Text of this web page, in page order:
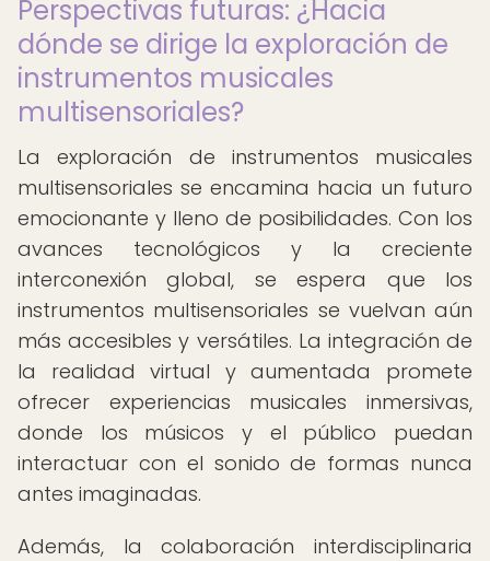
Perspectivas futuras: ¿Hacia
dónde se dirige la exploración de
instrumentos musicales
multisensoriales?
La exploración de instrumentos musicales
multisensoriales se encamina hacia un futuro
emocionante y lleno de posibilidades. Con los
avances tecnológicos y la creciente
interconexión global, se espera que los
instrumentos multisensoriales se vuelvan aún
más accesibles y versátiles. La integración de
la realidad virtual y aumentada promete
ofrecer experiencias musicales inmersivas,
donde los músicos y el público puedan
interactuar con el sonido de formas nunca
antes imaginadas.
Además, la colaboración interdisciplinaria